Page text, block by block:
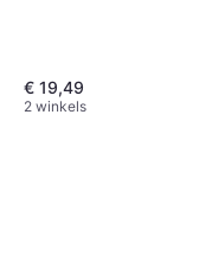
€ 19,49
2 winkels